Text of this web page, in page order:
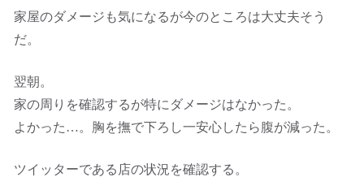
家屋のダメージも気になるが今のところは大丈夫そう
だ。
翌朝。
家の周りを確認するが特にダメージはなかった。
よかった…。胸を撫で下ろし一安心したら腹が減った。
ツイッターである店の状況を確認する。